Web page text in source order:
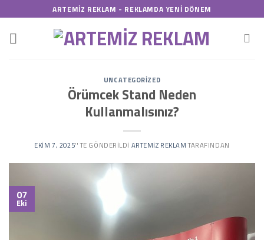
to
content
ARTEMIZ REKLAM - REKLAMDA YENI DÖNEM
UNCATEGORIZED
Örümcek Stand Neden
Kullanmalısınız?
EKIM 7, 2025’' TE GÖNDERILDI ARTEMIZ REKLAMTARAFINDAN
07
Eki